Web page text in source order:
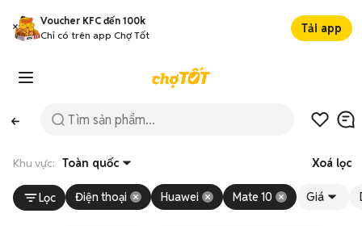
Voucher KFC đến 100k
Chỉ có trên app Chợ Tốt
Tải app
Khu vực: Toàn quốc Xoá lọc
Lọc Điện thoại Huawei Mate 10 Giá